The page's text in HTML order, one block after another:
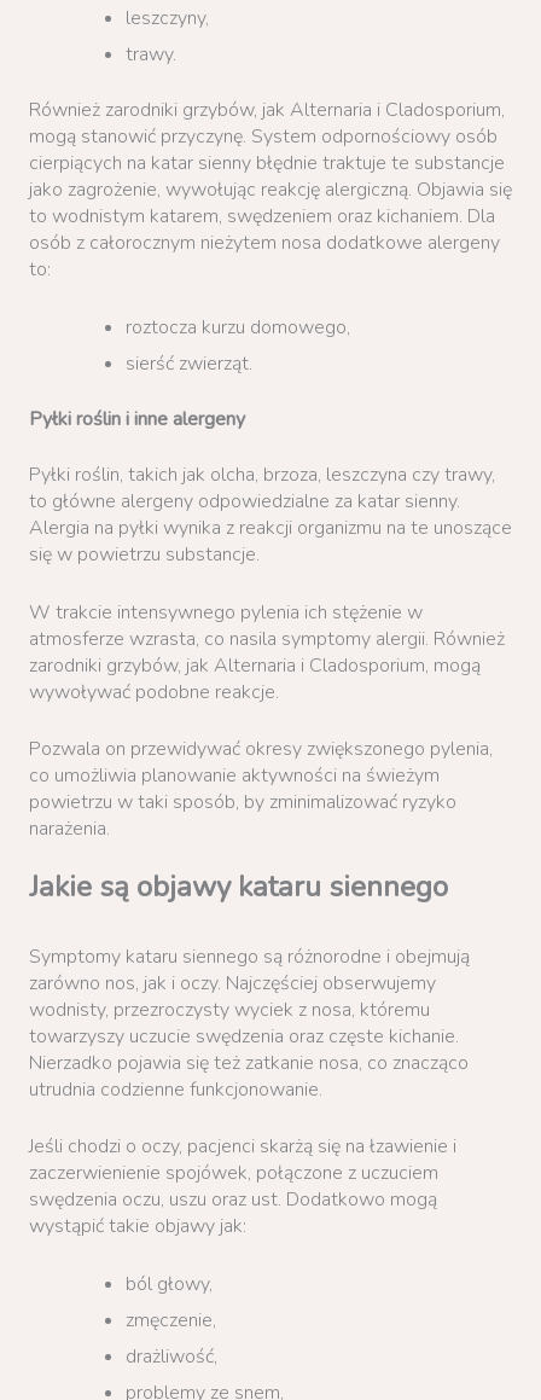
leszczyny,
trawy.
Również zarodniki grzybów, jak Alternaria i Cladosporium,
mogą stanowić przyczynę. System odpornościowy osób
cierpiących na katar sienny błędnie traktuje te substancje
jako zagrożenie, wywołując reakcję alergiczną. Objawia się
to wodnistym katarem, swędzeniem oraz kichaniem. Dla
osób z całorocznym nieżytem nosa dodatkowe alergeny
to:
roztocza kurzu domowego,
sierść zwierząt.
Pyłki roślin i inne alergeny
Pyłki roślin, takich jak olcha, brzoza, leszczyna czy trawy,
to główne alergeny odpowiedzialne za katar sienny.
Alergia na pyłki wynika z reakcji organizmu na te unoszące
się w powietrzu substancje.
W trakcie intensywnego pylenia ich stężenie w
atmosferze wzrasta, co nasila symptomy alergii. Również
zarodniki grzybów, jak Alternaria i Cladosporium, mogą
wywoływać podobne reakcje.
Pozwala on przewidywać okresy zwiększonego pylenia,
co umożliwia planowanie aktywności na świeżym
powietrzu w taki sposób, by zminimalizować ryzyko
narażenia.
Jakie są objawy kataru siennego
Symptomy kataru siennego są różnorodne i obejmują
zarówno nos, jak i oczy. Najczęściej obserwujemy
wodnisty, przezroczysty wyciek z nosa, któremu
towarzyszy uczucie swędzenia oraz częste kichanie.
Nierzadko pojawia się też zatkanie nosa, co znacząco
utrudnia codzienne funkcjonowanie.
Jeśli chodzi o oczy, pacjenci skarżą się na łzawienie i
zaczerwienienie spojówek, połączone z uczuciem
swędzenia oczu, uszu oraz ust. Dodatkowo mogą
wystąpić takie objawy jak:
ból głowy,
zmęczenie,
drażliwość,
problemy ze snem,